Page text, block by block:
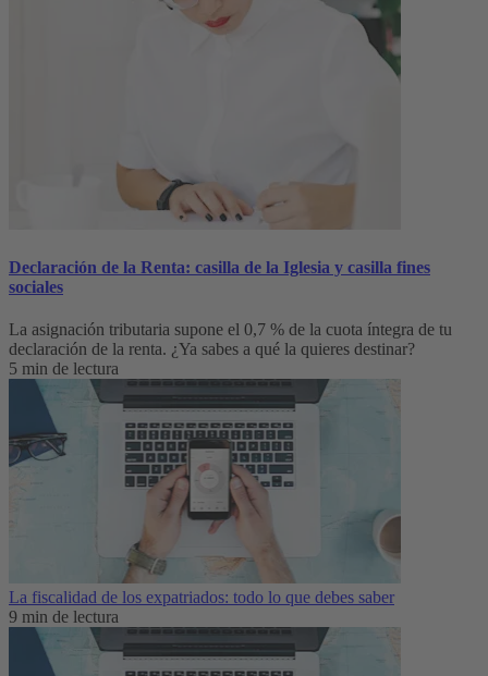
Declaración de la Renta: casilla de la Iglesia y casilla fines
sociales
La asignación tributaria supone el 0,7 % de la cuota íntegra de tu
declaración de la renta. ¿Ya sabes a qué la quieres destinar?
5 min de lectura
La fiscalidad de los expatriados: todo lo que debes saber
9 min de lectura